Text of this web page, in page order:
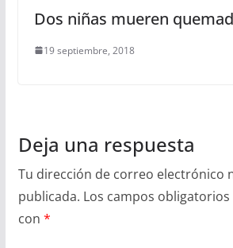
Dos niñas mueren
19 septiembre, 2018
Deja una respuesta
Tu dirección de correo electrónico
publicada. Los campos
con *